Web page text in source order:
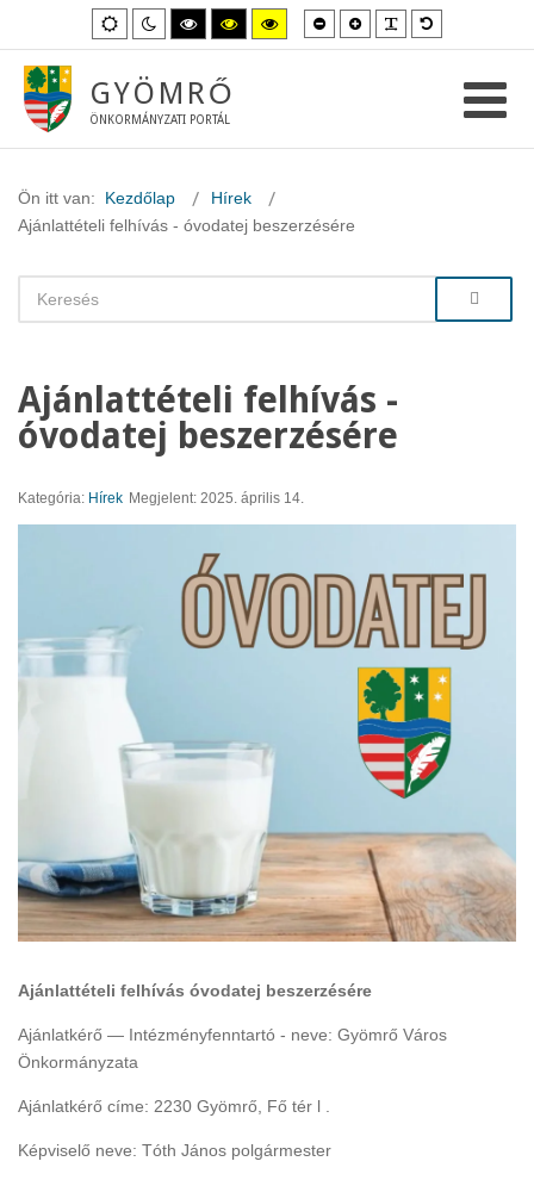
Alapértelmezett
mód
Éjszakai
mód
Magas
kontraszt
fekete-
mód.
Magas
kontraszt
fekete-
Magas
kontraszt
sárga-
Kisebb
betűméret
Nagyobb
betűméret
GYÖMRŐ
ÖNKORMÁNYZATI PORTÁL
Ön itt van: Kezdőlap
Hírek
Ajánlattételi felhívás - óvodatej beszerzésére
Ajánlattételi felhívás -
óvodatej beszerzésére
Kategória: Hírek Megjelent: 2025. április 14.
Ajánlattételi felhívás óvodatej beszerzésére
Ajánlatkérő — Intézményfenntartó - neve: Gyömrő Város
Önkormányzata
Ajánlatkérő címe: 2230 Gyömrő, Fő tér l .
Képviselő neve: Tóth János polgármester